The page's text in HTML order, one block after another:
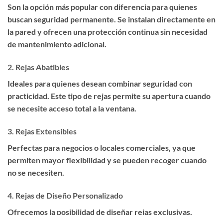
Son la opción más popular con diferencia para quienes
buscan seguridad permanente. Se instalan directamente en
la pared y ofrecen una protección continua sin necesidad
de mantenimiento adicional.
2. Rejas Abatibles
Ideales para quienes desean combinar seguridad con
practicidad. Este tipo de rejas permite su apertura cuando
se necesite acceso total a la ventana.
3. Rejas Extensibles
Perfectas para negocios o locales comerciales, ya que
permiten mayor flexibilidad y se pueden recoger cuando
no se necesiten.
4. Rejas de Diseño Personalizado
Ofrecemos la posibilidad de diseñar rejas exclusivas,